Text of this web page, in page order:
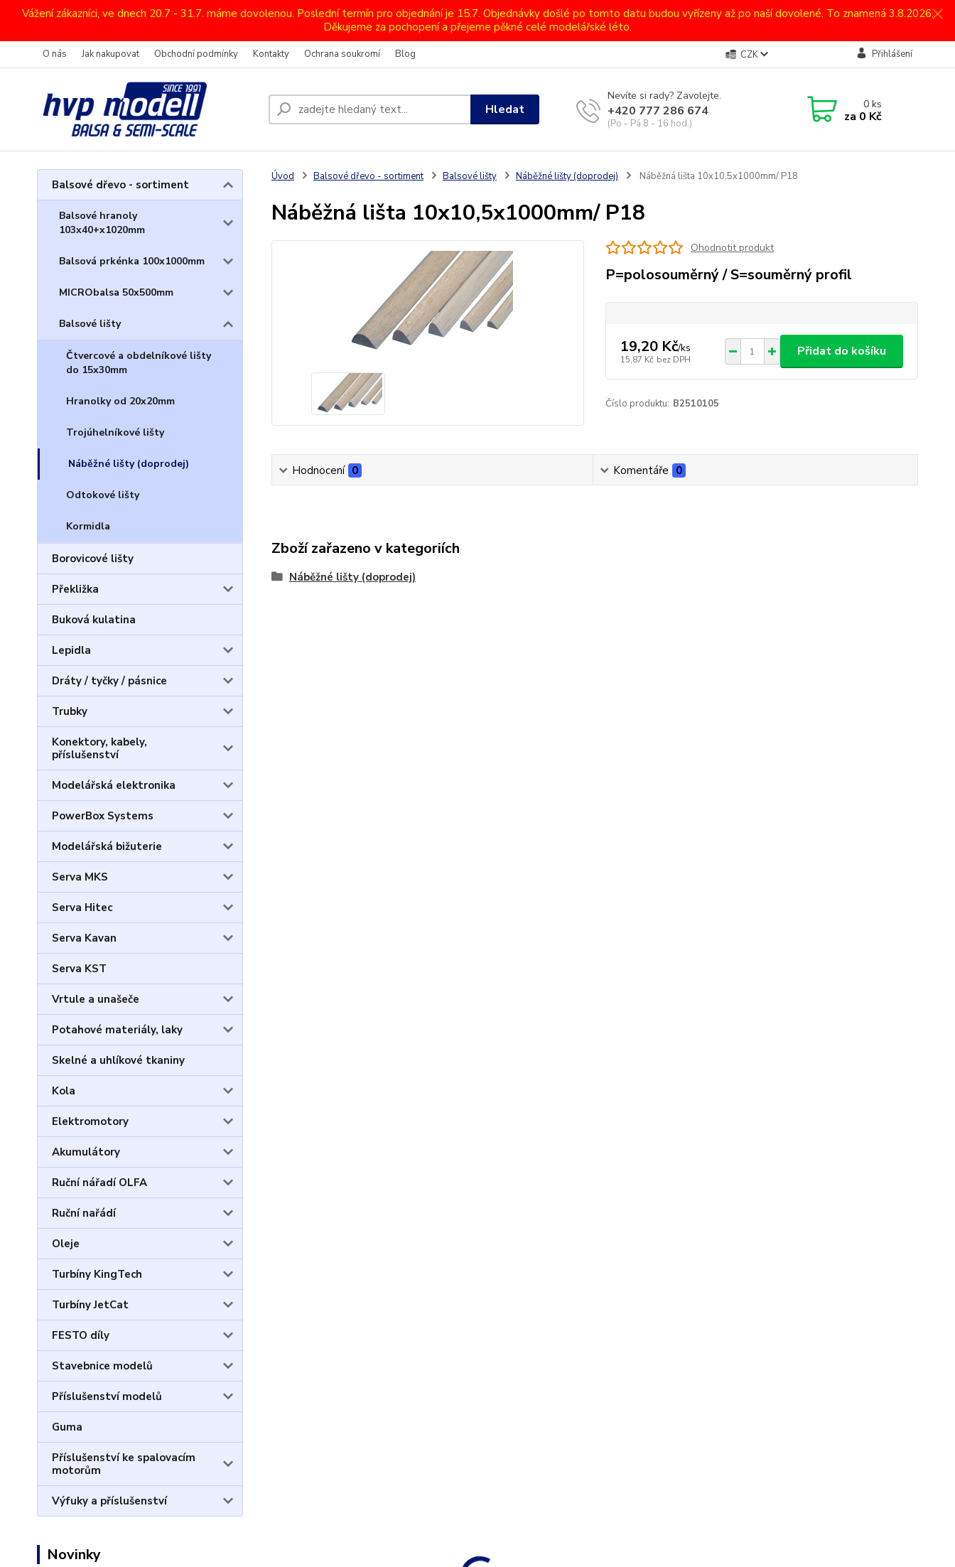
Vážení zákazníci, ve dnech 20.7 - 31.7. máme dovolenou. Poslední termín pro objednání je 15.7. Objednávky došlé po tomto datu budou vyřízeny až po naší dovolené. To znamená 3.8.2026.
Děkujeme za pochopení a přejeme pěkné celé modelářské léto.
O nás Jak nakupovat Obchodní podmínky Kontakty Ochrana soukromí Blog CZK Přihlášení
Hledat
Nevíte si rady? Zavolejte.
+420 777 286 674
(Po - Pá 8 - 16 hod.)
0ks
za 0 Kč
Balsové dřevo - sortiment
Balsové hranoly
103x40+x1020mm
Balsová prkénka 100x1000mm
MICRObalsa 50x500mm
Balsové lišty
Čtvercové a obdelníkové lišty
do 15x30mm
Hranolky od 20x20mm
Trojúhelníkové lišty
Náběžné lišty (doprodej)
Odtokové lišty
Kormidla
Borovicové lišty
Překližka
Buková kulatina
Lepidla
Dráty / tyčky / pásnice
Trubky
Konektory, kabely,
příslušenství
Modelářská elektronika
PowerBox Systems
Modelářská bižuterie
Serva MKS
Serva Hitec
Serva Kavan
Serva KST
Vrtule a unašeče
Potahové materiály, laky
Skelné a uhlíkové tkaniny
Kola
Elektromotory
Akumulátory
Ruční nářadí OLFA
Ruční nařádí
Oleje
Turbíny KingTech
Turbíny JetCat
FESTO díly
Stavebnice modelů
Příslušenství modelů
Guma
Příslušenství ke spalovacím
motorům
Výfuky a příslušenství
Novinky
Úvod Balsové dřevo - sortiment Balsové lišty Náběžné lišty (doprodej) Náběžná lišta 10x10,5x1000mm/ P18
Náběžná lišta 10x10,5x1000mm/ P18
Ohodnotit produkt
P=polosouměrný / S=souměrný profil
19,20 Kč/ks
15,87 Kč bez DPH
Přidat do košíku
Číslo produktu: B2510105
Hodnocení 0 Komentáře 0
Zboží zařazeno v kategoriích
Náběžné lišty (doprodej)